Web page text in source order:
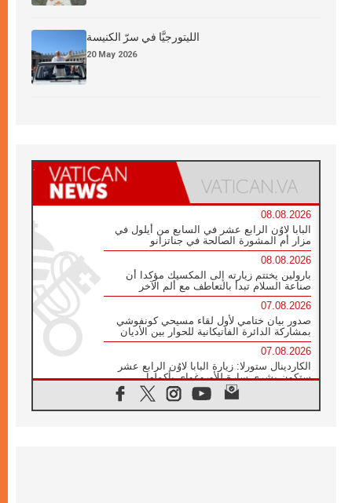
الليتورجيَّا في سرّ الكنيسة
20 May 2026
08.08.2026
البابا لاوُن الرابع عشر في السابع من أيلول في
مزار أم المشورة الصالحة في جناتزانو
08.08.2026
بارولين يختتم زيارته إلى المكسيك مؤكدا أن
صناعة السلام تبدأ بالتعاطف مع ألم الآخر
07.08.2026
صدور بيان ختامي لأول لقاء مسيحي كونفوشي
بمشاركة الدائرة الفاتيكانية للحوار بين الأديان
07.08.2026
الكاردينال ستورلا: زيارة البابا لاوُن الرابع عشر
ستكون بشرى سارة للأوروغواي بأكملها
الفاتيكان يعلن برنامج الزيارة الرسولية للبابا لاوُن